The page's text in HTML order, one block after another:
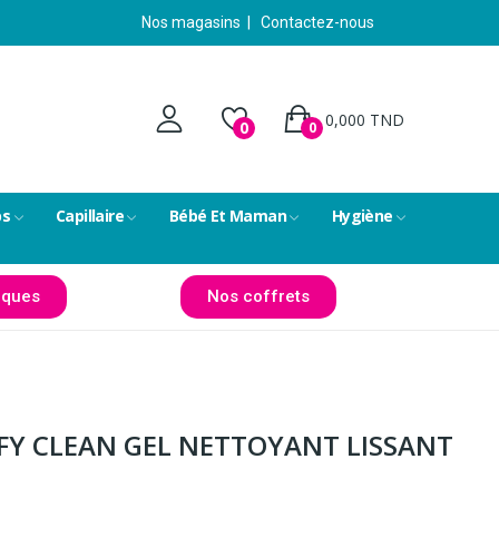
Nos magasins Contactez-nous
0 0,000 TND
0
Capillaire Bébé Et Maman Hygiène
Nos coffrets
CLEAN GEL NETTOYANT LISSANT